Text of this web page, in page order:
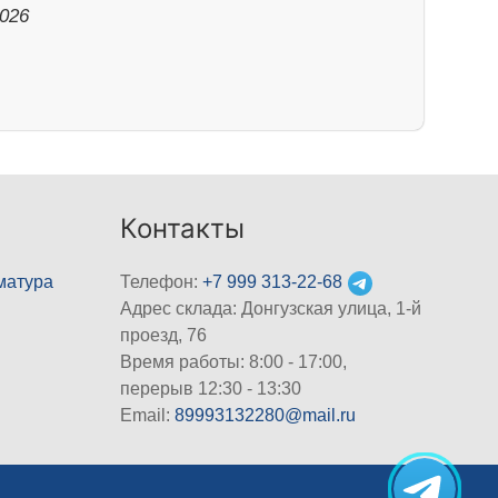
Контакты
Телефон:+7 999 313-22-68
Адрес склада: Донгузская улица, 1-й
проезд, 76
Время работы: 8:00 - 17:00,
перерыв 12:30 - 13:30
Email:89993132280@mail.ru